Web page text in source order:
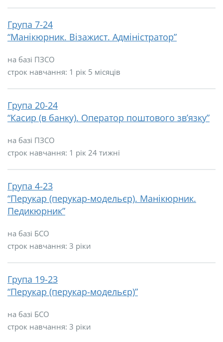
Група 7-24
“Манікюрник. Візажист. Адміністратор”
на базі ПЗСО
строк навчання: 1 рік 5 місяців
Група 20-24
“Касир (в банку). Оператор поштового зв’язку”
на базі ПЗСО
строк навчання: 1 рік 24 тижні
Група 4-23
“Перукар (перукар-модельєр). Манікюрник.
Педикюрник”
на базі БСО
строк навчання: 3 ріки
Група 19-23
“Перукар (перукар-модельєр)”
на базі БСО
строк навчання: 3 ріки